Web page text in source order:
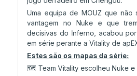
Uma equipa de MOUZ que não
vantagem no Nuke e que
decisivas do Inferno, acabou
em série perante a Vitality de
Estes são os mapas da série:
🗺️ Team Vitality escolheu Nuke e